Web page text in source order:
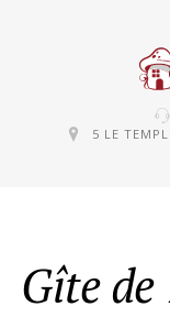
5 LE
Gîte de